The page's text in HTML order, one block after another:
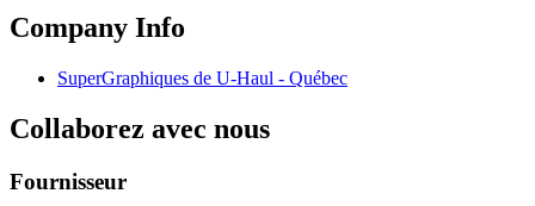
Company Info
SuperGraphiques de U-Haul - Québec
Collaborez avec nous
Fournisseur